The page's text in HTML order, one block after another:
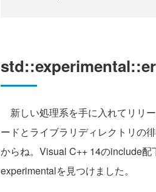
新しい処理系を手に入れてリリ
ードとライブラリディレクトリの
からね。Visual C++ 14のinclude配
experimentalを見つけました。